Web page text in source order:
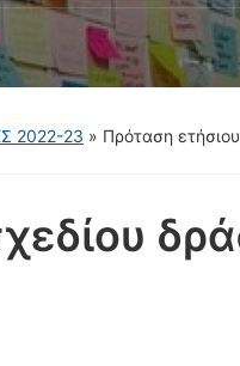
2022-23 » Πρόταση